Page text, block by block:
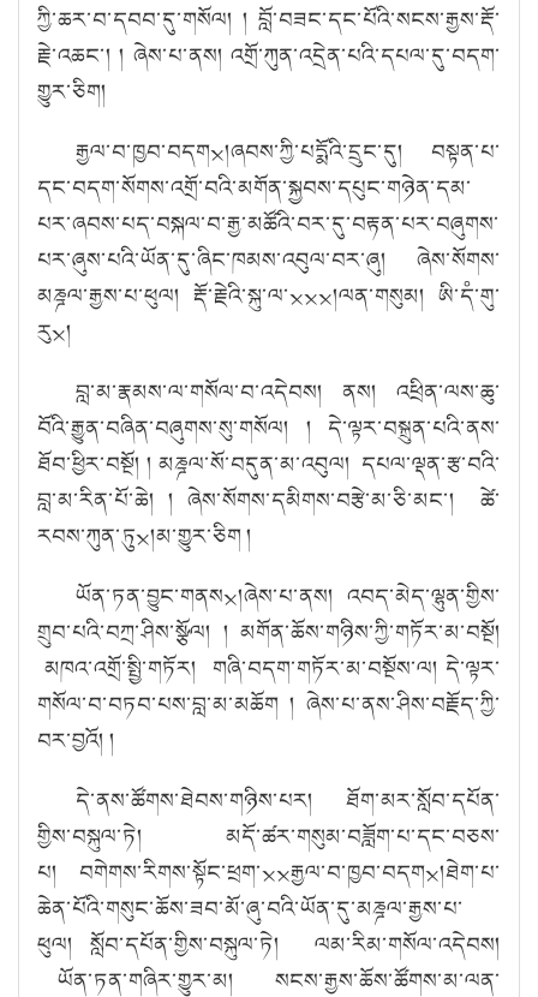
ཀྱི་ཆར་བ་དབབ་དུ་གསོལ། ། བློ་བཟང་དང་པོའི་སངས་རྒྱས་རྡོ་
རྗེ་འཆང་།། ཞེས་པ་ནས།འགྲོ་ཀུན་འདྲེན་པའི་དཔལ་དུ་བདག་
གྱུར་ཅིག།
རྒྱལ་བ་ཁྱབ་བདག྾།ཞབས་ཀྱི་པདྨོའི་དྲུང་དུ། བསྟན་པ་
དང་བདག་སོགས་འགྲོ་བའི་མགོན་སྐྱབས་དཔུང་གཉེན་དམ་
པར་ཞབས་པད་བསྐལ་བ་རྒྱ་མཚོའི་བར་དུ་བརྟན་པར་བཞུགས་
པར་ཞུས་པའི་ཡོན་དུ་ཞིང་ཁམས་འབུལ་བར་ཞུ། ཞེས་སོགས་
མཎྜལ་རྒྱས་པ་ཕུལ། རྡོ་རྗེའི་སྐུ་ལ་྾྾྾།ལན་གསུམ། ཨི་དཾ་གུ་
རུ྾།
བླ་མ་རྣམས་ལ་གསོལ་བ་འདེབས། ནས། འཕྲིན་ལས་ཆུ་
བོའི་རྒྱུན་བཞིན་བཞུགས་སུ་གསོལ། ། དེ་ལྟར་བསྐྲུན་པའི་ནས་
ཐོབ་ཕྱིར་བསྔོ། ། མཎྜལ་སོ་བདུན་མ་འབུལ། དཔལ་ལྡན་རྩ་བའི་
བླ་མ་རིན་པོ་ཆེ། ། ཞེས་སོགས་དམིགས་བརྩེ་མ་ཅི་མང་། ཚེ་
རབས་ཀུན་ཏུ྾།མ་གྱུར་ཅིག །
ཡོན་ཏན་བྱུང་གནས྾།ཞེས་པ་ནས། འབད་མེད་ལྷུན་གྱིས་
གྲུབ་པའི་བཀྲ་ཤིས་སྩོལ། ། མགོན་ཆོས་གཉིས་ཀྱི་གཏོར་མ་བསྔོ།
མཁའ་འགྲོ་སྤྱི་གཏོར། གཞི་བདག་གཏོར་མ་བསྔོས་ལ། དེ་ལྟར་
གསོལ་བ་བཏབ་པས་བླ་མ་མཆོག ། ཞེས་པ་ནས་ཤིས་བརྗོད་ཀྱི་
བར་བྱའོ། །
དེ་ནས་ཚོགས་ཐེབས་གཉིས་པར། ཐོག་མར་སློབ་དཔོན་
གྱིས་བསྐུལ་ཏེ། མདོ་ཚར་གསུམ་བཟློག་པ་དང་བཅས་
པ། བགེགས་རིགས་སྟོང་ཕྲག་྾྾རྒྱལ་བ་ཁྱབ་བདག྾།ཐེག་པ་
ཆེན་པོའི་གསུང་ཆོས་ཟབ་མོ་ཞུ་བའི་ཡོན་དུ་མཎྜལ་རྒྱས་པ་
ཕུལ།སློབ་དཔོན་གྱིས་བསྐུལ་ཏེ། ལམ་རིམ་གསོལ་འདེབས།
ཡོན་ཏན་གཞིར་གྱུར་མ། སངས་རྒྱས་ཆོས་ཚོགས་མ་ལན་